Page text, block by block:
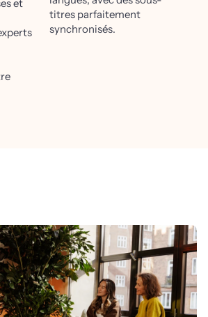
et
titres parfaitement
synchronisés.